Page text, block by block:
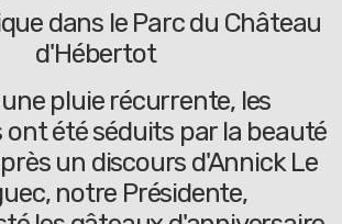
dans le Parc du Château
d'Hébertot
pluie récurrente, les
été séduits par la beauté
un discours d'Annick Le
notre Présidente,